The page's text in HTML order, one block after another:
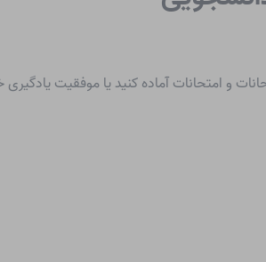
و امتحانات آماده کنید یا موفقیت یادگیری